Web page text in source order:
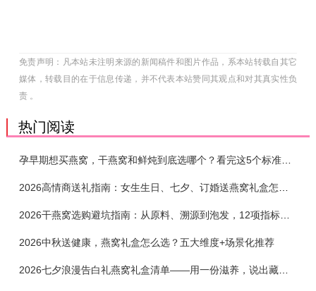
免责声明：凡本站未注明来源的新闻稿件和图片作品，系本站转载自其它
媒体，转载目的在于信息传递，并不代表本站赞同其观点和对其真实性负
责 。
热门阅读
孕早期想买燕窝，干燕窝和鲜炖到底选哪个？看完这5个标准再下单
2026干燕窝选购避坑指南：从原料、溯源到泡发，12项指标判断靠谱燕窝
2026中秋送健康，燕窝礼盒怎么选？五大维度+场景化推荐
2026七夕浪漫告白礼燕窝礼盒清单——用一份滋养，说出藏在心底的爱